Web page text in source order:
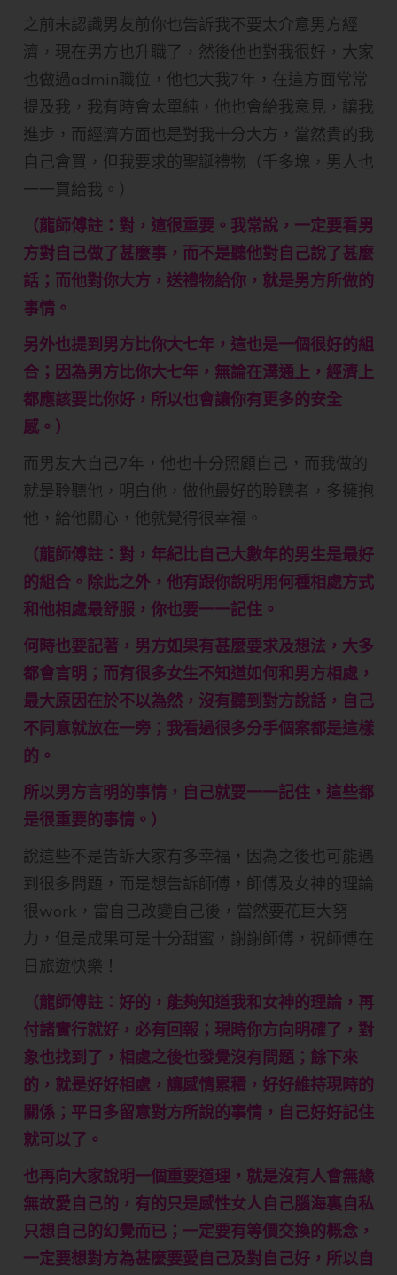
之前未認識男友前你也告訴我不要太介意男方經
濟，現在男方也升職了，然後他也對我很好，大家
也做過admin職位，他也大我7年，在這方面常常
提及我，我有時會太單純，他也會給我意見，讓我
進步，而經濟方面也是對我十分大方，當然貴的我
自己會買，但我要求的聖誕禮物（千多塊，男人也
一一買給我。）
（龍師傅註：對，這很重要。我常說，一定要看男
方對自己做了甚麼事，而不是聽他對自己說了甚麼
話；而他對你大方，送禮物給你，就是男方所做的
事情。
另外也提到男方比你大七年，這也是一個很好的組
合；因為男方比你大七年，無論在溝通上，經濟上
都應該要比你好，所以也會讓你有更多的安全
感。）
而男友大自己7年，他也十分照顧自己，而我做的
就是聆聽他，明白他，做他最好的聆聽者，多擁抱
他，給他關心，他就覺得很幸福。
（龍師傅註：對，年紀比自己大數年的男生是最好
的組合。除此之外，他有跟你說明用何種相處方式
和他相處最舒服，你也要一一記住。
何時也要記著，男方如果有甚麼要求及想法，大多
都會言明；而有很多女生不知道如何和男方相處，
最大原因在於不以為然，沒有聽到對方說話，自己
不同意就放在一旁；我看過很多分手個案都是這樣
的。
所以男方言明的事情，自己就要一一記住，這些都
是很重要的事情。）
說這些不是告訴大家有多幸福，因為之後也可能遇
到很多問題，而是想告訴師傅，師傅及女神的理論
很work，當自己改變自己後，當然要花巨大努
力，但是成果可是十分甜蜜，謝謝師傅，祝師傅在
日旅遊快樂！
（龍師傅註：好的，能夠知道我和女神的理論，再
付諸實行就好，必有回報；現時你方向明確了，對
象也找到了，相處之後也發覺沒有問題；餘下來
的，就是好好相處，讓感情累積，好好維持現時的
關係；平日多留意對方所說的事情，自己好好記住
就可以了。
也再向大家說明一個重要道理，就是沒有人會無緣
無故愛自己的，有的只是感性女人自己腦海裏自私
只想自己的幻覺而已；一定要有等價交換的概念，
一定要想對方為甚麼要愛自己及對自己好，所以自